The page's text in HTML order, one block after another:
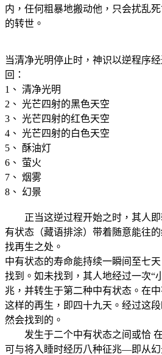
内，任何粗暴地搬动他，只会扰乱
的转世。
当清净光明停止时，神识以逆程序
回：
1、 清净光明
2、 光芒四射的黑色天空
3、 光芒四射的红色天空
4、 光芒四射的白色天空
5、 酥油灯
6、 萤火
7、 烟雾
8、 幻景
正当这逆过程开始之时，其人即
有状态（藏语排涂）带着随意能往
找再生之处。
中有状态的寿命能持续一瞬间至七
找到。如未找到，其人地经过一次“
兆，并转生于第二种中有状态。在
这样的再生，即四十九天。经过这
然会找到的。
发生于二个中有状态之间或恰 在
可与将入睡时经历八种征兆—即从